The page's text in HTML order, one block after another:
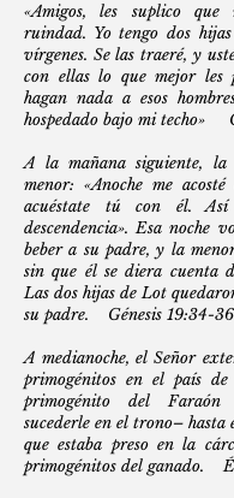
«Amigos, les suplico que
ruindad. Yo tengo dos
vírgenes. Se las traeré, y
con ellas lo que mejor les
hagan nada a esos
hospedado bajo mi techo»
A la mañana siguiente,
menor: «Anoche me
acuéstate tú con él. Así
descendencia». Esa noche
beber a su padre, y la
sin que él se diera cuenta
Las dos hijas de Lot
su padre. Génesis 19:34-36
A medianoche, el Señor
primogénitos en el país
primogénito del
sucederle en el trono–
que estaba preso en la
primogénitos del ganado.